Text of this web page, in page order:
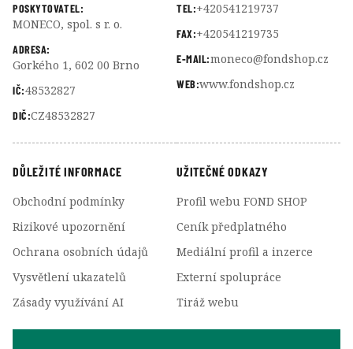
POSKYTOVATEL:
MONECO, spol. s r. o.
ADRESA:
Gorkého 1, 602 00 Brno
IČ:48532827
DIČ:CZ48532827
TEL:+420541219737
FAX:+420541219735
E-MAIL:moneco@fondshop.cz
WEB:www.fondshop.cz
DŮLEŽITÉ INFORMACE
Obchodní podmínky
Rizikové upozornění
Ochrana osobních údajů
Vysvětlení ukazatelů
Zásady využívání AI
UŽITEČNÉ ODKAZY
Profil webu FOND SHOP
Ceník předplatného
Mediální profil a inzerce
Externí spolupráce
Tiráž webu